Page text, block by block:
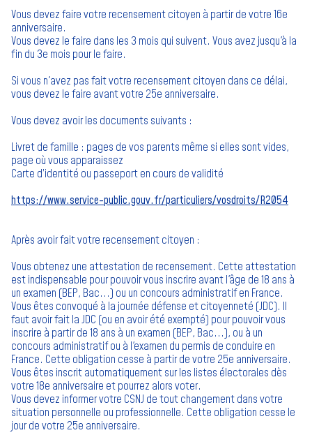
Vous devez faire votre recensement citoyen à partir de votre 16e
anniversaire.
Vous devez le faire dans les 3 mois qui suivent. Vous avez jusqu'à la
fin du 3e mois pour le faire.
Si vous n'avez pas fait votre recensement citoyen dans ce délai,
vous devez le faire avant votre 25e anniversaire.
Vous devez avoir les documents suivants :
Livret de famille : pages de vos parents même si elles sont vides,
page où vous apparaissez
Carte d’identité ou passeport en cours de validité
https://www.service-public.gouv.fr/particuliers/vosdroits/R2054
Après avoir fait votre recensement citoyen :
Vous obtenez une attestation de recensement. Cette attestation
est indispensable pour pouvoir vous inscrire avant l'âge de 18 ans à
un examen (BEP, Bac...) ou un concours administratif en France.
Vous êtes convoqué à la journée défense et citoyenneté (JDC). Il
faut avoir fait la JDC (ou en avoir été exempté) pour pouvoir vous
inscrire à partir de 18 ans à un examen (BEP, Bac...), ou à un
concours administratif ou à l'examen du permis de conduire en
France. Cette obligation cesse à partir de votre 25e anniversaire.
Vous êtes inscrit automatiquement sur les listes électorales dès
votre 18e anniversaire et pourrez alors voter.
Vous devez informer votre CSNJ de tout changement dans votre
situation personnelle ou professionnelle. Cette obligation cesse le
jour de votre 25e anniversaire.